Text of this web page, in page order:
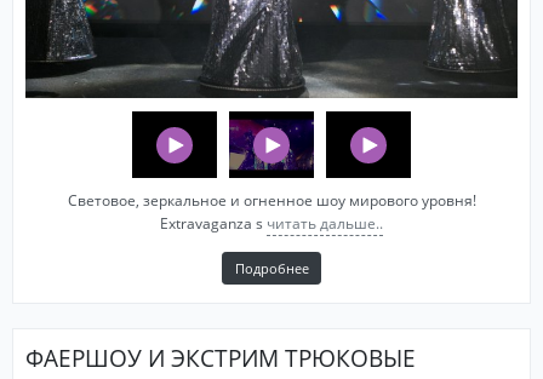
Световое, зеркальное и огненное шоу мирового уровня!
Extravaganza s читать дальше..
Подробнее
ФАЕРШОУ И ЭКСТРИМ ТРЮКОВЫЕ